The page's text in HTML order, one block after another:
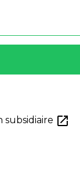
subsidiaire open_in_new